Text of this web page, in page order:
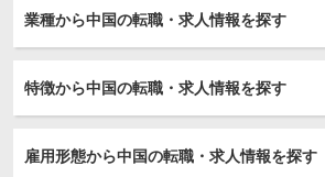
業種から中国の転職・求人情報を探す
特徴から中国の転職・求人情報を探す
雇用形態から中国の転職・求人情報を探す